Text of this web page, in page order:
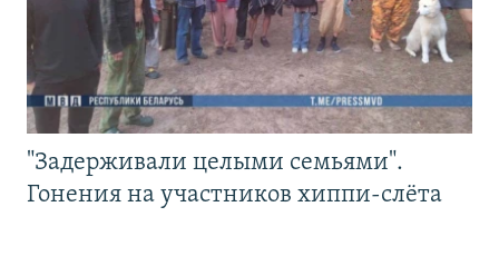
"Задерживали целыми семьями".
Гонения на участников хиппи-слёта